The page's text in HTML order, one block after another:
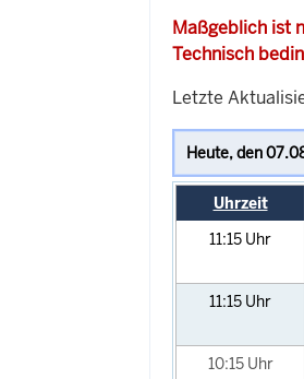
Maßgeblich ist
Technisch
Letzte
Uhrzeit
11:15 Uhr
11:15 Uhr
10:15 Uhr